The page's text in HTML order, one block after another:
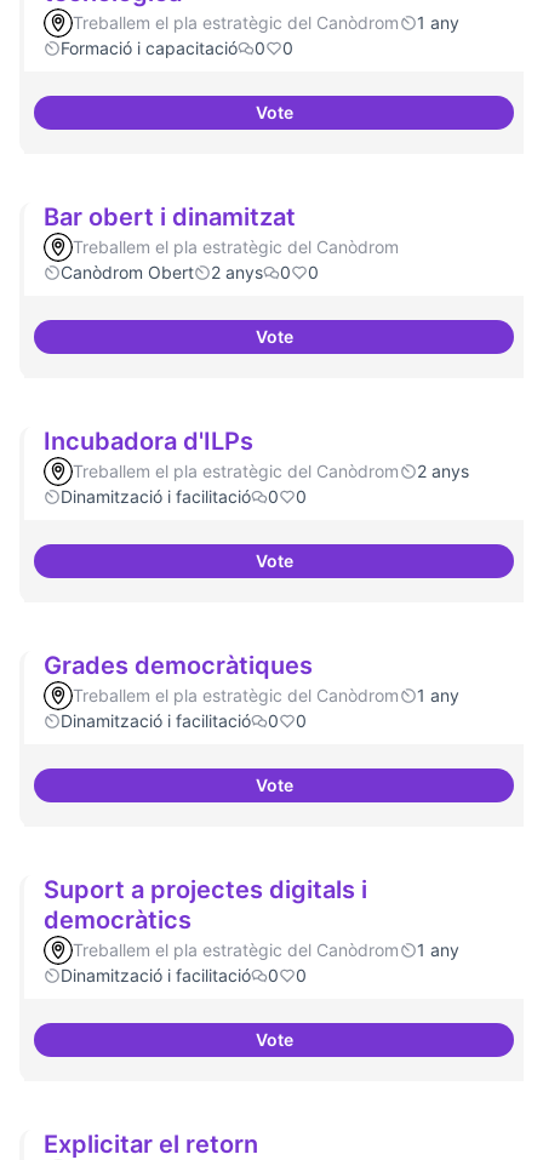
Treballem el pla estratègic del Canòdrom
1 any
Formació i capacitació
0 0
VoteFormació especialitzada en
Bar obert i dinamitzat
Treballem el pla estratègic del Canòdrom
Canòdrom Obert
2 anys 0 0
VoteBar obert i dinamitzat
Incubadora d'ILPs
Treballem el pla estratègic del Canòdrom
2 anys
Dinamització i facilitació
0 0
VoteIncubadora d'ILPs
Grades democràtiques
Treballem el pla estratègic del Canòdrom
1 any
Dinamització i facilitació
0 0
VoteGrades democràtiques
Suport a projectes digitals i
democràtics
Treballem el pla estratègic del Canòdrom
1 any
Dinamització i facilitació
0 0
VoteSuport a projectes digitals i
Explicitar el retorn